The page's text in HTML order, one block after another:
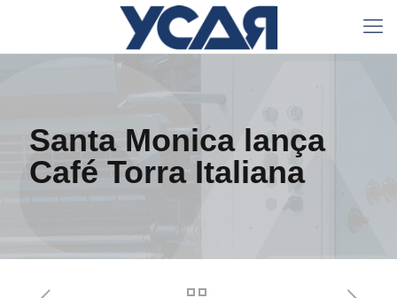
Santa Monica lança
Café Torra Italiana